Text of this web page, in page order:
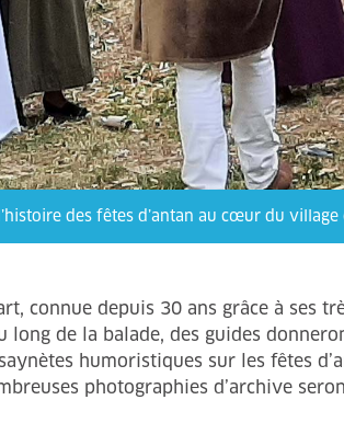
des fêtes d’antan au cœur du village
connue depuis 30 ans grâce à ses
de la balade, des guides
humoristiques sur les fêtes
photographies d’archive